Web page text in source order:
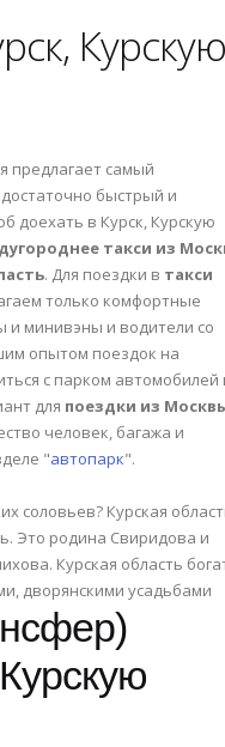
Курскую
предлагает самый
быстрый и
доехать в Курск, Курскую
такси из
. Для поездки в такси
только комфортные
и минивэны и водители со
опытом поездок на
с парком автомобилей
для поездки из
человек, багажа и
"автопарк".
соловьев? Курская
Это родина Свиридова и
Курская область
дворянскими усадьбами